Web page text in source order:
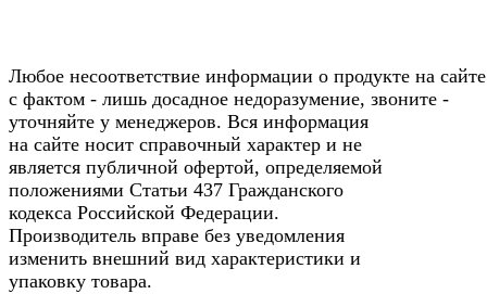
Любое несоответствие информации о продукте на сайте
с фактом - лишь досадное недоразумение, звоните -
уточняйте у менеджеров. Вся информация
на сайте носит справочный характер и не
является публичной офертой, определяемой
положениями Статьи 437 Гражданского
кодекса Российской Федерации.
Производитель вправе без уведомления
изменить внешний вид характеристики и
упаковку товара.